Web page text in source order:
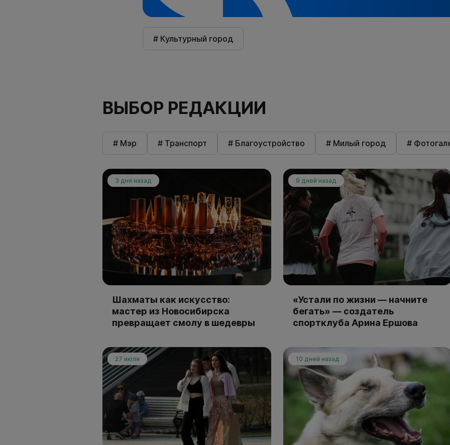
# Культурный город
ВЫБОР РЕДАКЦИИ
# Мэр # Транспорт # Благоустройство # Милый город #
3 дня назад
Шахматы как искусство:
мастер из Новосибирска
превращает смолу в шедевры
9 дней назад
«Устали по жизни — начните
бегать» — создатель
спортклуба Арина Ершова
27 июля 10 дней назад